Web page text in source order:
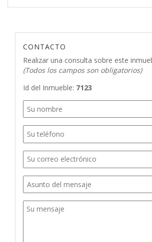
CONTACTO
Realizar una consulta sobre este
(Todos los campos son obligatorios)
Id del Inmueble: 7123